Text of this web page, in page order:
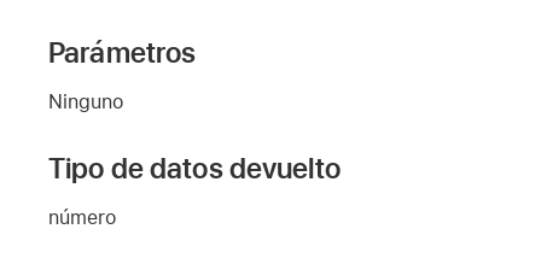
Parámetros
Ninguno
Tipo de datos devuelto
número